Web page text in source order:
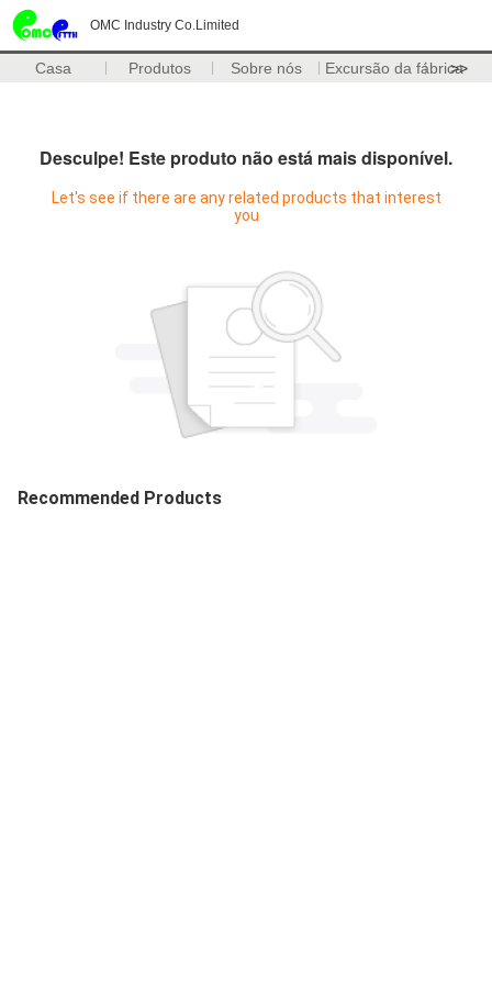
OMC Industry Co.Limited
Casa Produtos Sobre nós Excursão da fábrica
>>
Desculpe! Este produto não está mais disponível.
Let's see if there are any related products that interest
you
Recommended Products